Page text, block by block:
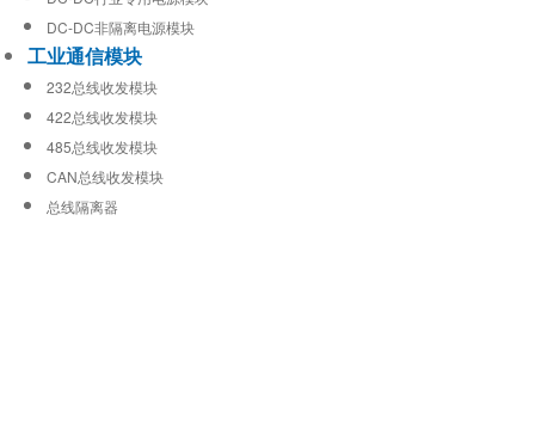
DC-DC非隔离电源模块
工业通信模块
232总线收发模块
422总线收发模块
485总线收发模块
CAN总线收发模块
总线隔离器